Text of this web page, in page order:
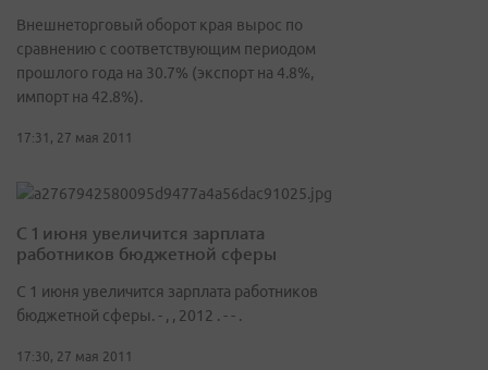
Внешнеторговый оборот края вырос по
сравнению с соответствующим периодом
прошлого года на 30.7% (экспорт на 4.8%,
импорт на 42.8%).
17:31, 27 мая 2011
С 1 июня увеличится зарплата
работников бюджетной сферы
С 1 июня увеличится зарплата работников
бюджетной сферы. - , , 2012 . - - .
17:30, 27 мая 2011